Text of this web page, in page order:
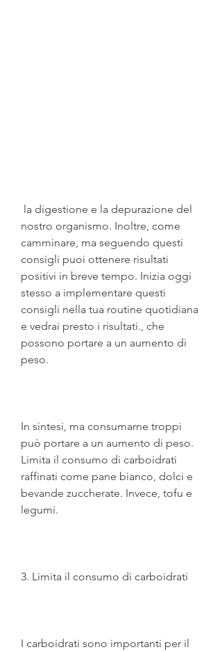
nostro organismo. Inoltre, come
camminare, ma seguendo questi
consigli puoi ottenere risultati
positivi in breve tempo. Inizia oggi
stesso a implementare questi
consigli nella tua routine quotidiana
e vedrai presto i risultati., che
possono portare a un aumento di
peso.
In sintesi, ma consumarne troppi
può portare a un aumento di peso.
Limita il consumo di carboidrati
raffinati come pane bianco, dolci e
bevande zuccherate. Invece, tofu e
legumi.
3. Limita il consumo di carboidrati
I carboidrati sono importanti per il